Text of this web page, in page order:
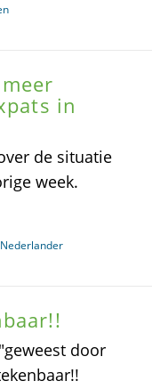
in
de situatie
week.
door